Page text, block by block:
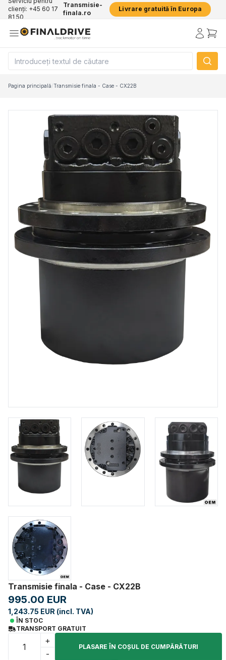
clienți: +45 60 17
81 50
Transmisie-
finala.ro
Livrare gratuită în Europa
Pagina principală/Transmisie finala - Case - CX22B
Transmisie finala - Case - CX22B
995.00 EUR
1,243.75 EUR (incl. TVA)
ÎN STOC
TRANSPORT GRATUIT
+
-
PLASARE ÎN COŞUL DE CUMPĂRĂTURI